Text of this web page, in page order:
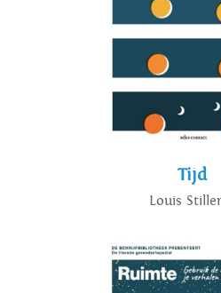
Tijd
Louis Stiller